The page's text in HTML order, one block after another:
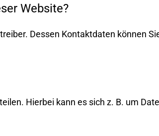
Website?
Dessen Kontaktdaten können
Hierbei kann es sich z. B. um